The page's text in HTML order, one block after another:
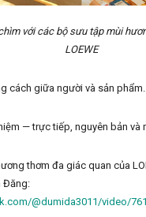
với các bộ sưu tập mùi
LOEWE
cách giữa người và sản phẩm.
— trực tiếp, nguyên bản và
thơm đa giác quan của
Đăng:
@dumida3011/video/